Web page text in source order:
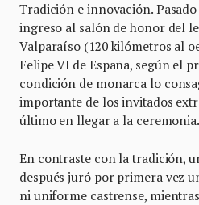
Tradición e innovación.
ingreso al salón de honor del
Valparaíso (120 kilómetros al
Felipe VI de España, según el
condición de monarca lo
importante de los invitados
último en llegar a la ceremonia.
En contraste con la tradición,
después juró por primera vez
ni uniforme castrense,